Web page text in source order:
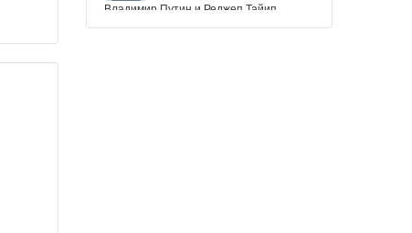
Владимир Путин и Реджеп Тайип
Эрдоган в ходе переговоров в Сочи не